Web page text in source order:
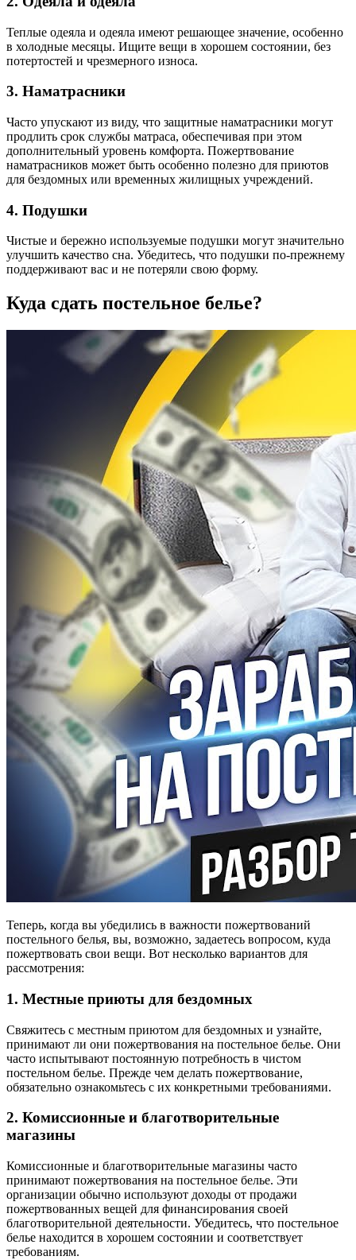
Теплые одеяла и одеяла имеют решающее значение, особенно
в холодные месяцы. Ищите вещи в хорошем состоянии, без
потертостей и чрезмерного износа.
3. Наматрасники
Часто упускают из виду, что защитные наматрасники могут
продлить срок службы матраса, обеспечивая при этом
дополнительный уровень комфорта. Пожертвование
наматрасников может быть особенно полезно для приютов
для бездомных или временных жилищных учреждений.
4. Подушки
Чистые и бережно используемые подушки могут значительно
улучшить качество сна. Убедитесь, что подушки по-прежнему
поддерживают вас и не потеряли свою форму.
Куда сдать постельное белье?
Теперь, когда вы убедились в важности пожертвований
постельного белья, вы, возможно, задаетесь вопросом, куда
пожертвовать свои вещи. Вот несколько вариантов для
рассмотрения:
1. Местные приюты для бездомных
Свяжитесь с местным приютом для бездомных и узнайте,
принимают ли они пожертвования на постельное белье. Они
часто испытывают постоянную потребность в чистом
постельном белье. Прежде чем делать пожертвование,
обязательно ознакомьтесь с их конкретными требованиями.
2. Комиссионные и благотворительные
магазины
Комиссионные и благотворительные магазины часто
принимают пожертвования на постельное белье. Эти
организации обычно используют доходы от продажи
пожертвованных вещей для финансирования своей
благотворительной деятельности. Убедитесь, что постельное
белье находится в хорошем состоянии и соответствует
требованиям.